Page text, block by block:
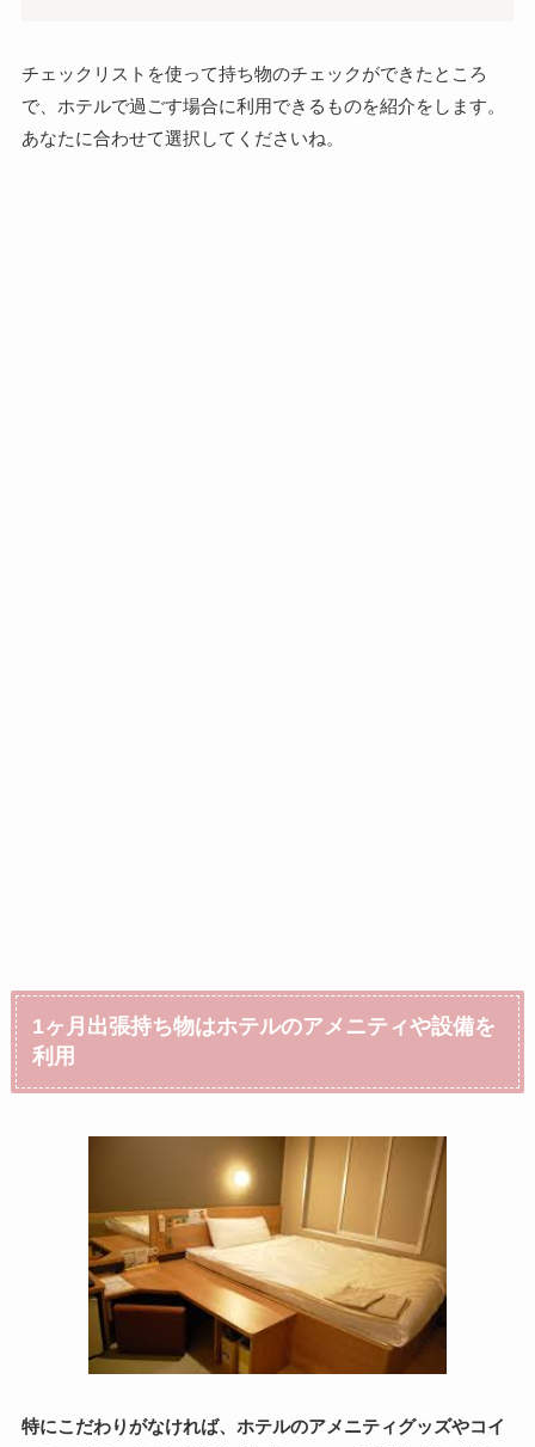
チェックリストを使って持ち物のチェックができたところ
で、ホテルで過ごす場合に利用できるものを紹介をします。
あなたに合わせて選択してくださいね。
1ヶ月出張持ち物はホテルのアメニティや設備を
利用
特にこだわりがなければ、ホテルのアメニティグッズやコイ